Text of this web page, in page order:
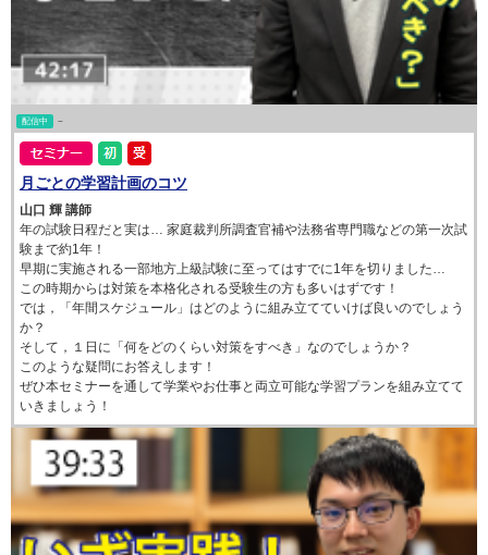
配信中 ~
月ごとの学習計画のコツ
山口 輝 講師
年の試験日程だと実は… 家庭裁判所調査官補や法務省専門職などの第一次試
験まで約1年！
早期に実施される一部地方上級試験に至ってはすでに1年を切りました…
この時期からは対策を本格化される受験生の方も多いはずです！
では，「年間スケジュール」はどのように組み立てていけば良いのでしょう
か？
そして，１日に「何をどのくらい対策をすべき」なのでしょうか？
このような疑問にお答えします！
ぜひ本セミナーを通して学業やお仕事と両立可能な学習プランを組み立てて
いきましょう！